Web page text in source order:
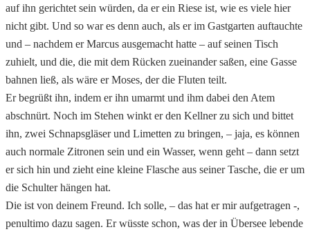
auf ihn gerichtet sein würden, da er ein Riese ist, wie es viele hier
nicht gibt. Und so war es denn auch, als er im Gastgarten auftauchte
und – nachdem er Marcus ausgemacht hatte – auf seinen Tisch
zuhielt, und die, die mit dem Rücken zueinander saßen, eine Gasse
bahnen ließ, als wäre er Moses, der die Fluten teilt.
Er begrüßt ihn, indem er ihn umarmt und ihm dabei den Atem
abschnürt. Noch im Stehen winkt er den Kellner zu sich und bittet
ihn, zwei Schnapsgläser und Limetten zu bringen, – jaja, es können
auch normale Zitronen sein und ein Wasser, wenn geht – dann setzt
er sich hin und zieht eine kleine Flasche aus seiner Tasche, die er um
die Schulter hängen hat.
Die ist von deinem Freund. Ich solle, – das hat er mir aufgetragen -,
penultimo dazu sagen. Er wüsste schon, was der in Übersee lebende